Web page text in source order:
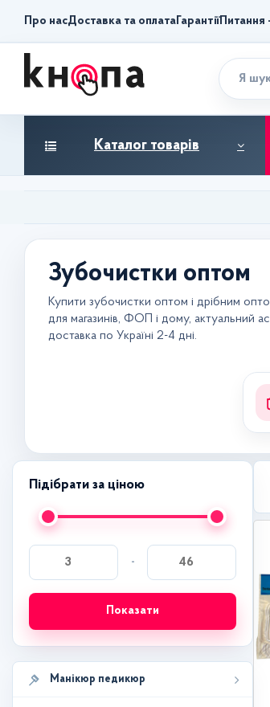
Про насДоставка та оплата ГарантіїПитання
Каталог товарів
Зубочистки оптом
Купити зубочистки оптом і дрібним
для магазинів, ФОП і дому, актуальний
доставка по Україні 2-4 дні.
Підібрати за ціною
-
Показати
Манікюр педикюр